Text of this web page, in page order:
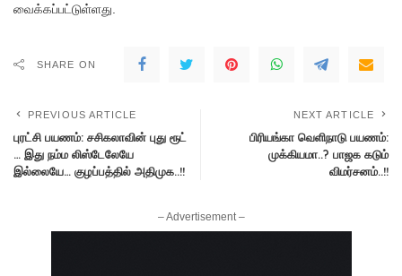
வைக்கப்பட்டுள்ளது.
SHARE ON
PREVIOUS ARTICLE
புரட்சி பயணம்: சசிகலாவின் புது ரூட்
… இது நம்ம லிஸ்டேலேயே
இல்லையே… குழப்பத்தில் அதிமுக..!!
NEXT ARTICLE
பிரியங்கா வெளிநாடு பயணம்:
முக்கியமா..? பாஜக கடும்
விமர்சனம்..!!
– Advertisement –